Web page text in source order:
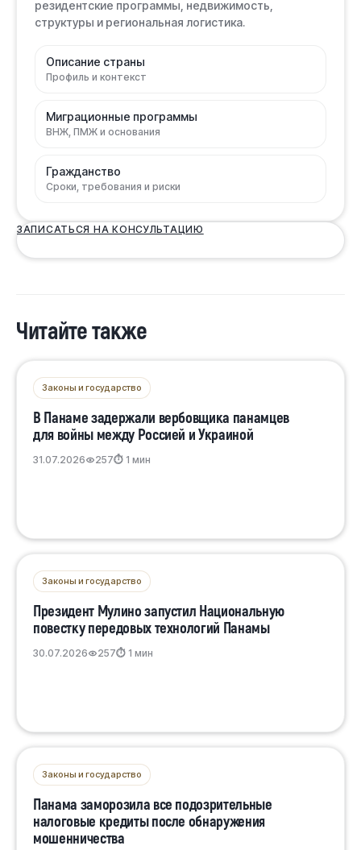
резидентские программы, недвижимость,
структуры и региональная логистика.
Описание страны
Профиль и контекст
Миграционные программы
ВНЖ, ПМЖ и основания
Гражданство
Сроки, требования и риски
ЗАПИСАТЬСЯ НА КОНСУЛЬТАЦИЮ
Читайте также
Законы и государство
В Панаме задержали вербовщика панамцев
для войны между Россией и Украиной
31.07.2026 257⏱ 1 мин
Законы и государство
Президент Мулино запустил Национальную
повестку передовых технологий Панамы
30.07.2026 257⏱ 1 мин
Законы и государство
Панама заморозила все подозрительные
налоговые кредиты после обнаружения
мошенничества